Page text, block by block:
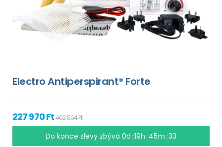
Electro Antiperspirant® Forte
227 970 Ft402 504 Ft
Do konce slevy zbývá 0d :19h :45m :33